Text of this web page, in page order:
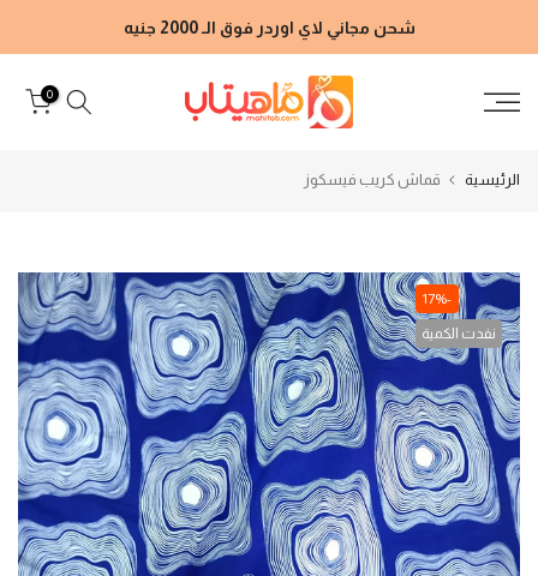
إلى
شحن مجاني لاي اوردر فوق الـ 2000 جنيه
0
الرئيسية قماش كريب فيسكوز
-17%
نفدت الكمية